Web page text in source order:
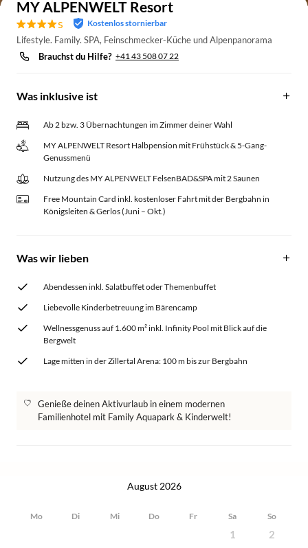
MY ALPENWELT Resort
s Kostenlos stornierbar
Lifestyle. Family. SPA, Feinschmecker-Küche und Alpenpanorama
Brauchst du Hilfe? +41 43 508 07 22
Was inklusive ist
Ab 2 bzw. 3 Übernachtungen im Zimmer deiner Wahl
MY ALPENWELT Resort Halbpension mit Frühstück & 5-Gang-
Genussmenü
Nutzung des MY ALPENWELT FelsenBAD&SPA mit 2 Saunen
Free Mountain Card inkl. kostenloser Fahrt mit der Bergbahn in
Königsleiten & Gerlos (Juni – Okt.)
Was wir lieben
Abendessen inkl. Salatbuffet oder Themenbuffet
Liebevolle Kinderbetreuung im Bärencamp
Wellnessgenuss auf 1.600 m² inkl. Infinity Pool mit Blick auf die
Bergwelt
Lage mitten in der Zillertal Arena: 100 m bis zur Bergbahn
Genieße deinen Aktivurlaub in einem modernen
Familienhotel mit Family Aquapark & Kinderwelt!
August 2026
Mo Di Mi Do Fr Sa So
1
2